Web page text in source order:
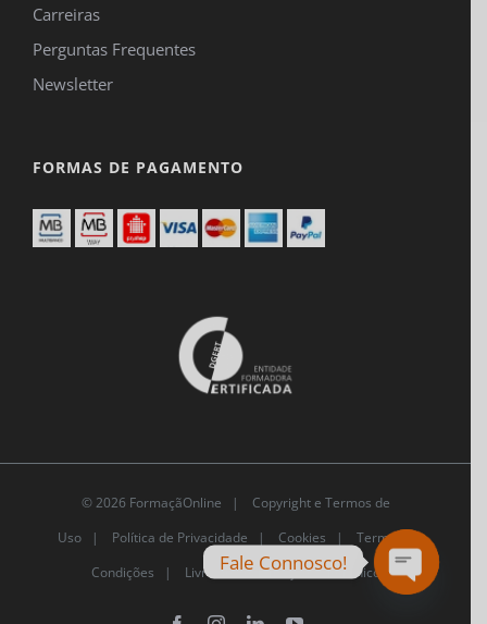
Carreiras
Perguntas Frequentes
Newsletter
FORMAS DE PAGAMENTO
© 2026 FormaçãOnline |
Copyright e Termos de
Uso| Política de Privacidade | Cookies |
Termos e
Condições |
Livro de Reclamações Eletrónico
Fale Connosco!